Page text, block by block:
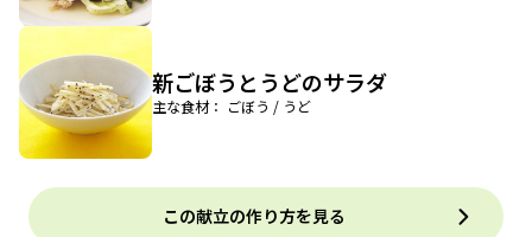
新ごぼうとうどのサラダ
主な食材： ごぼう / うど
この献立の作り方を見る